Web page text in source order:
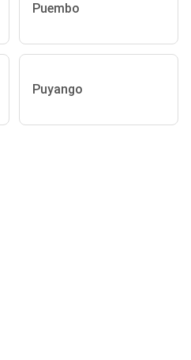
Puembo
Puyango